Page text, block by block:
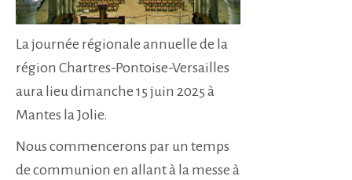
La journée régionale annuelle de la
région Chartres-Pontoise-Versailles
aura lieu dimanche 15 juin 2025 à
Mantes la Jolie.
Nous commencerons par un temps
de communion en allant à la messe à